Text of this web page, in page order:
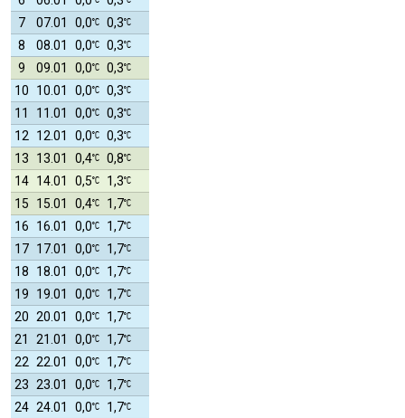
7
07.01 0,0
0,3
8
08.01 0,0
0,3
9
09.01 0,0
0,3
10
10.01 0,0
0,3
11
11.01 0,0
0,3
12
12.01 0,0
0,3
13
13.01 0,4
0,8
14 14.01 0,5
1,3
15
15.01 0,4
1,7
16
16.01 0,0
1,7
17 17.01 0,0
1,7
18
18.01 0,0
1,7
19
19.01 0,0
1,7
20 20.01 0,0
1,7
21
21.01 0,0
1,7
22 22.01 0,0
1,7
23 23.01 0,0
1,7
24 24.01 0,0
1,7